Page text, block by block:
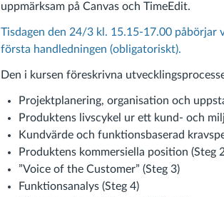
uppmärksam på Canvas och TimeEdit.
Tisdagen den 24/3 kl. 15.15-17.00
första handledningen (obligatoriskt).
Den i kursen föreskrivna
Projektplanering, organisation och
Produktens livscykel ur ett kund- och
Kundvärde och funktionsbaserad
Produktens kommersiella position (Steg
”Voice of the Customer” (Steg 3)
Funktionsanalys (Steg 4)